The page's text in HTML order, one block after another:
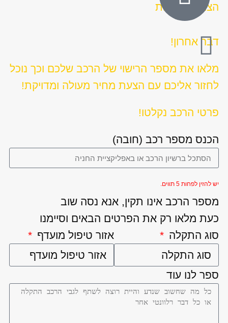
הצהרת נגישות
דבר אחרון!
מלאו את מספר הרישוי של הרכב שלכם וכך נוכל
לחזור אליכם עם הצעת מחיר מעולה ומדויקת!
פרטי הרכב נקלטו!
הכנס מספר רכב (חובה)
יש להזין לפחות 5 תווים.
מספר הרכב אינו תקין, אנא נסה שוב
כעת מלאו רק את הפרטים הבאים וסיימנו
סוג התקלה
אזור טיפול מועדף
ספר לנו עוד